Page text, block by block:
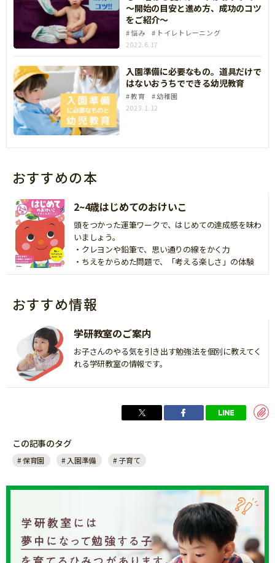
～開始の目安と進め方、成功のコツ
をご紹介～
悩み
トイレトレーニング
2022.6.17
入園準備に必要なもの。道具だけで
はないおうちでできる幼児教育
教育
幼稚園
2023.1.12
おすすめの本
2~4歳はじめてのおけいこ
頭をつかった運筆ワークで、はじめての達成感を味わ
いましょう。
・クレヨンや鉛筆で、思い通りの線をかく力
・ちえをからめた問題で、「考える楽しさ」の体験
おすすめ情報
学研教室のご案内
お子さんのやる気を引き出す勉強法を個別に教えてく
れる学研教室の情報です。
この記事のタグ
保育園 入園準備 子育て